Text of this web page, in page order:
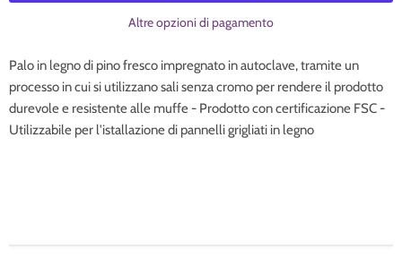
Altre opzioni di pagamento
Palo in legno di pino fresco impregnato in autoclave, tramite un
processo in cui si utilizzano sali senza cromo per rendere il prodotto
durevole e resistente alle muffe - Prodotto con certificazione FSC -
Utilizzabile per l'istallazione di pannelli grigliati in legno